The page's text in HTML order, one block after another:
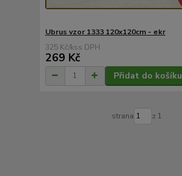
Ubrus vzor 1333 120x120cm - ekr
325 Kč/ks
269 Kč
Přidat do košíku
strana z 1